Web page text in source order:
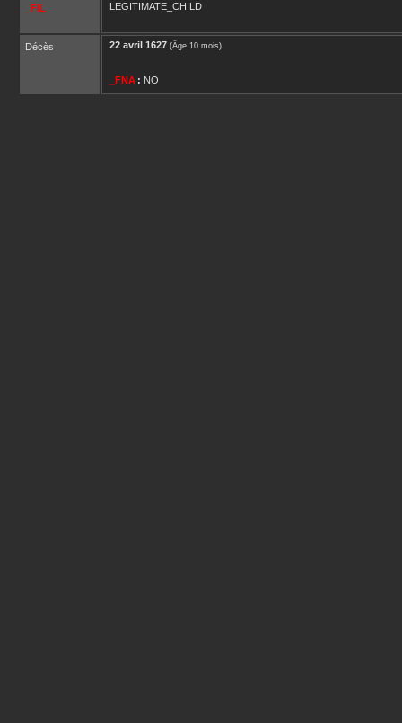
_FIL LEGITIMATE_CHILD
Décès 22 avril 1627 (Âge 10 mois)
_FNA : NO